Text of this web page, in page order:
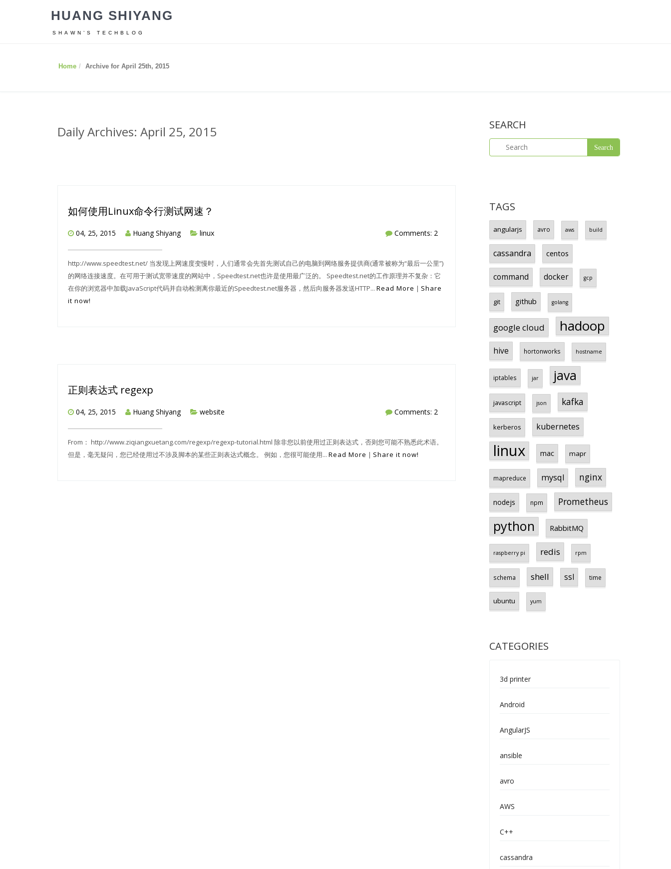
HUANG SHIYANG
SHAWN’S TECHBLOG
Home Archive for April 25th, 2015
Daily Archives: April 25, 2015
如何使用Linux命令行测试网速？
04, 25, 2015 Huang Shiyang linux Comments: 2
http://www.speedtest.net/ 当发现上网速度变慢时，人们通常会先首先测试自己的电脑到网络服务提供商(通常被称为“最后一公里”)
的网络连接速度。在可用于测试宽带速度的网站中，Speedtest.net也许是使用最广泛的。 Speedtest.net的工作原理并不复杂：它
在你的浏览器中加载JavaScript代码并自动检测离你最近的Speedtest.net服务器，然后向服务器发送HTTP... Read More | Share
it now!
正则表达式 regexp
04, 25, 2015 Huang Shiyang website Comments: 2
From： http://www.ziqiangxuetang.com/regexp/regexp-tutorial.html 除非您以前使用过正则表达式，否则您可能不熟悉此术语。
但是，毫无疑问，您已经使用过不涉及脚本的某些正则表达式概念。 例如，您很可能使用... Read More | Share it now!
SEARCH
TAGS
angularjs avro aws build
cassandra centos
command docker gcp
git github golang
google cloud hadoop
hive hortonworks hostname
iptables jar java
javascript json kafka
kerberos kubernetes
linux mac mapr
mapreduce mysql nginx
nodejs npm Prometheus
python RabbitMQ
raspberry pi redis rpm
schema shell ssl time
ubuntu yum
CATEGORIES
3d printer
Android
AngularJS
ansible
avro
AWS
C++
cassandra